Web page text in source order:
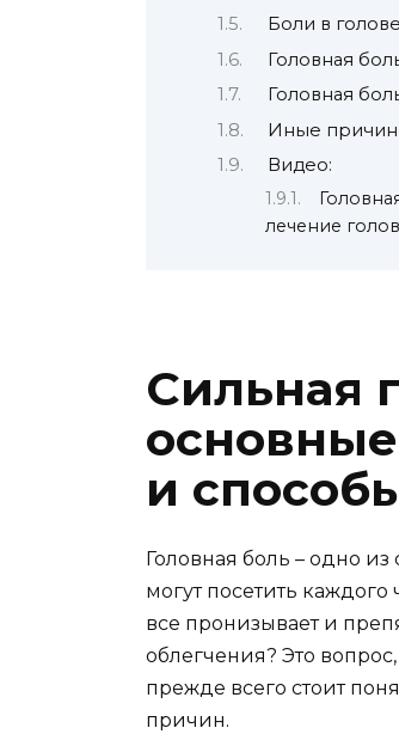
Боли в
Головная
Головная
Иные
Видео:
лечение
Сильная
и
Головная боль – одно
могут посетить
все пронизывает и
облегчения? Это
прежде всего стоит
причин.